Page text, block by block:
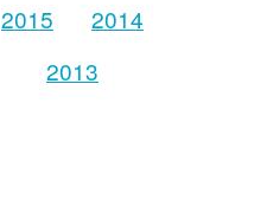
2015
2014
2013